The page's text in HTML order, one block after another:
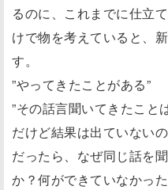
るのに、これまでに仕立
けで物を考えていると、
す。
”やってきたことがある”
”その話言聞いてきたこと
だけど結果は出ていない
だったら、なぜ同じ話を
か？何ができていなかっ